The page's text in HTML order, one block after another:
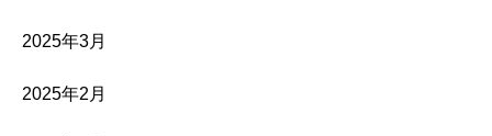
2025年3月
2025年2月